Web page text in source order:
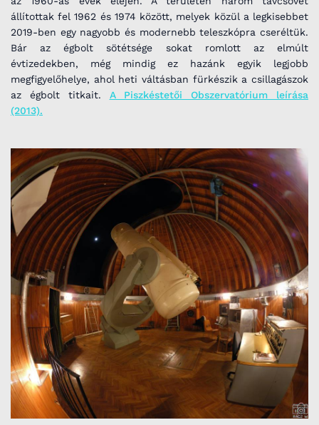
állítottak fel 1962 és 1974 között, melyek közül a legkisebbet
2019-ben egy nagyobb és modernebb teleszkópra cseréltük.
Bár az égbolt sötétsége sokat romlott az elmúlt
évtizedekben, még mindig ez hazánk egyik legjobb
megfigyelőhelye, ahol heti váltásban fürkészik a csillagászok
az égbolt titkait. A Piszkéstetői Obszervatórium leírása
(2013).